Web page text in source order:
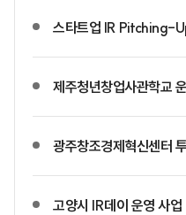
스타트업 IR Pitching-
제주청년창업사관학교
광주창조경제혁신센터
고양시 IR데이 운영 사업